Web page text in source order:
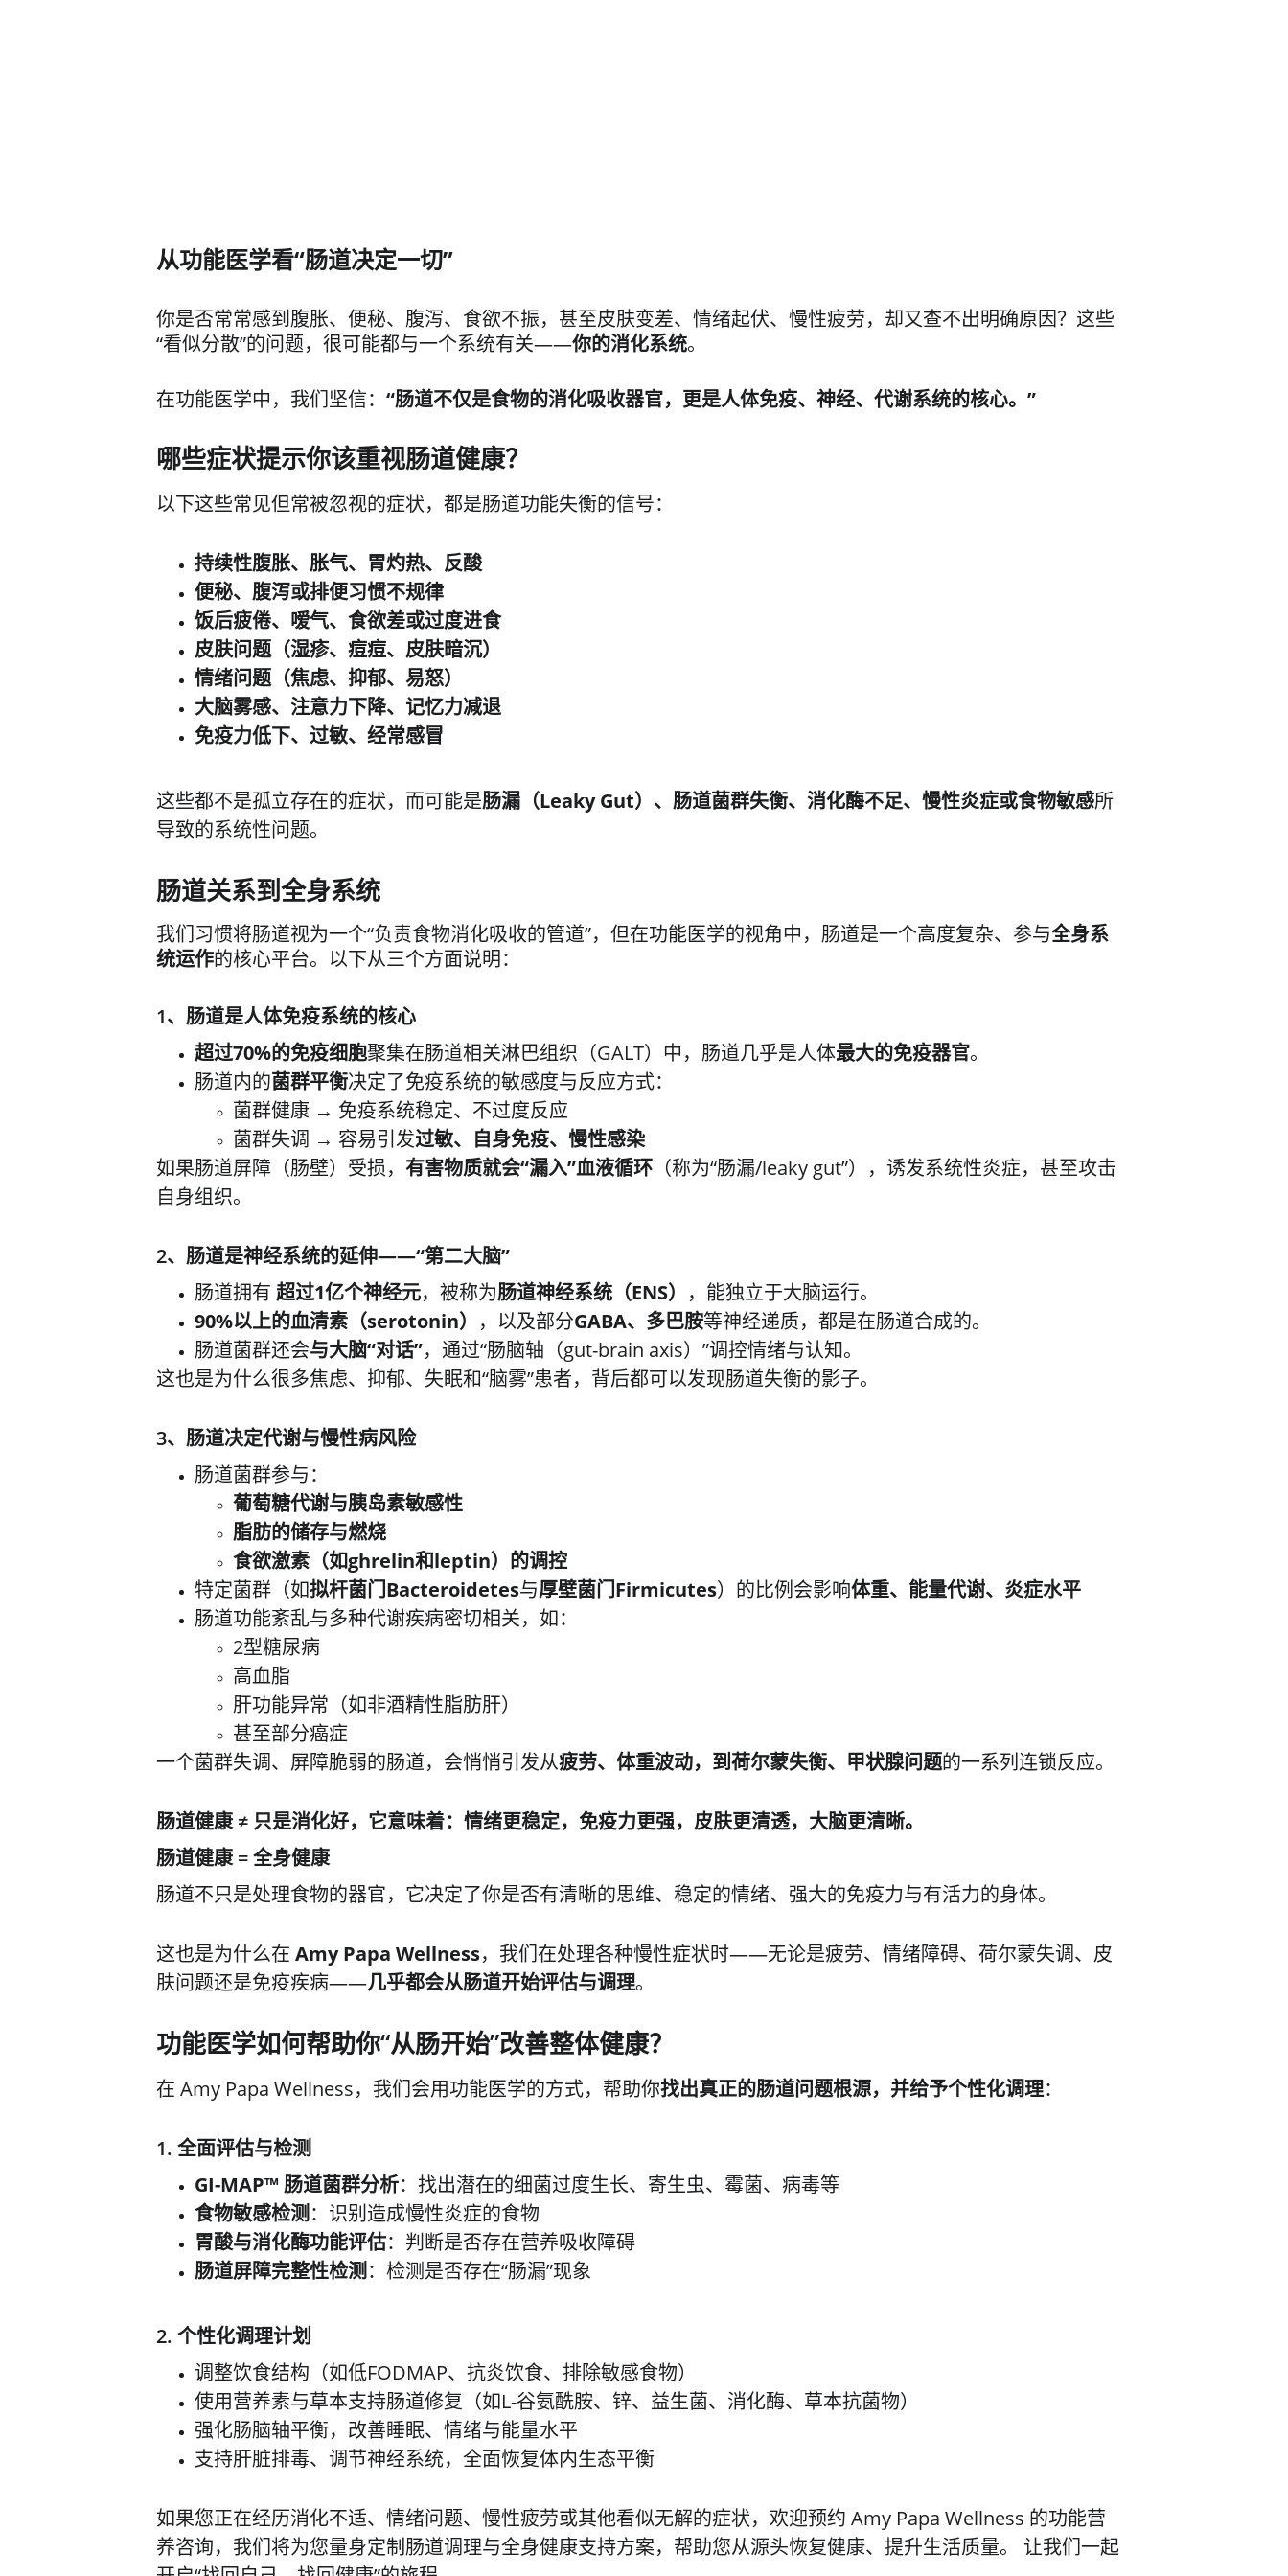
从功能医学看“肠道决定一切”
你是否常常感到腹胀、便秘、腹泻、食欲不振，甚至皮肤变差、情绪起伏、慢性疲劳，却又查不出明确原因？这些
“看似分散”的问题，很可能都与一个系统有关——你的消化系统。
在功能医学中，我们坚信：“肠道不仅是食物的消化吸收器官，更是人体免疫、神经、代谢系统的核心。”
哪些症状提示你该重视肠道健康？
以下这些常见但常被忽视的症状，都是肠道功能失衡的信号：
持续性腹胀、胀气、胃灼热、反酸
便秘、腹泻或排便习惯不规律
饭后疲倦、嗳气、食欲差或过度进食
皮肤问题（湿疹、痘痘、皮肤暗沉）
情绪问题（焦虑、抑郁、易怒）
大脑雾感、注意力下降、记忆力减退
免疫力低下、过敏、经常感冒
这些都不是孤立存在的症状，而可能是肠漏（Leaky Gut）、肠道菌群失衡、消化酶不足、慢性炎症或食物敏感所
导致的系统性问题。
肠道关系到全身系统
我们习惯将肠道视为一个“负责食物消化吸收的管道”，但在功能医学的视角中，肠道是一个高度复杂、参与全身系
统运作的核心平台。以下从三个方面说明：
1、肠道是人体免疫系统的核心
超过70%的免疫细胞聚集在肠道相关淋巴组织（GALT）中，肠道几乎是人体最大的免疫器官。
肠道内的菌群平衡决定了免疫系统的敏感度与反应方式：
菌群健康 → 免疫系统稳定、不过度反应
菌群失调 → 容易引发过敏、自身免疫、慢性感染
如果肠道屏障（肠壁）受损，有害物质就会“漏入”血液循环 （称为“肠漏/leaky gut”），诱发系统性炎症，甚至攻击
自身组织。
2、肠道是神经系统的延伸——“第二大脑”
肠道拥有 超过1亿个神经元，被称为肠道神经系统（ENS） ，能独立于大脑运行。
90%以上的血清素（serotonin） ，以及部分GABA、多巴胺等神经递质，都是在肠道合成的。
肠道菌群还会与大脑“对话”，通过“肠脑轴（gut-brain axis）”调控情绪与认知。
这也是为什么很多焦虑、抑郁、失眠和“脑雾”患者，背后都可以发现肠道失衡的影子。
3、肠道决定代谢与慢性病风险
肠道菌群参与：
葡萄糖代谢与胰岛素敏感性
脂肪的储存与燃烧
食欲激素（如ghrelin和leptin）的调控
特定菌群（如拟杆菌门Bacteroidetes与厚壁菌门Firmicutes）的比例会影响体重、能量代谢、炎症水平
肠道功能紊乱与多种代谢疾病密切相关，如：
2型糖尿病
高血脂
肝功能异常（如非酒精性脂肪肝）
甚至部分癌症
一个菌群失调、屏障脆弱的肠道，会悄悄引发从疲劳、体重波动，到荷尔蒙失衡、甲状腺问题的一系列连锁反应。
肠道健康 ≠ 只是消化好，它意味着：情绪更稳定，免疫力更强，皮肤更清透，大脑更清晰。
肠道健康 = 全身健康
肠道不只是处理食物的器官，它决定了你是否有清晰的思维、稳定的情绪、强大的免疫力与有活力的身体。
这也是为什么在 Amy Papa Wellness，我们在处理各种慢性症状时——无论是疲劳、情绪障碍、荷尔蒙失调、皮
肤问题还是免疫疾病——几乎都会从肠道开始评估与调理。
功能医学如何帮助你“从肠开始”改善整体健康？
在 Amy Papa Wellness，我们会用功能医学的方式，帮助你找出真正的肠道问题根源，并给予个性化调理：
1. 全面评估与检测
GI-MAP™ 肠道菌群分析：找出潜在的细菌过度生长、寄生虫、霉菌、病毒等
食物敏感检测：识别造成慢性炎症的食物
胃酸与消化酶功能评估：判断是否存在营养吸收障碍
肠道屏障完整性检测：检测是否存在“肠漏”现象
2. 个性化调理计划
调整饮食结构（如低FODMAP、抗炎饮食、排除敏感食物）
使用营养素与草本支持肠道修复（如L-谷氨酰胺、锌、益生菌、消化酶、草本抗菌物）
强化肠脑轴平衡，改善睡眠、情绪与能量水平
支持肝脏排毒、调节神经系统，全面恢复体内生态平衡
如果您正在经历消化不适、情绪问题、慢性疲劳或其他看似无解的症状，欢迎预约 Amy Papa Wellness 的功能营
养咨询，我们将为您量身定制肠道调理与全身健康支持方案，帮助您从源头恢复健康、提升生活质量。 让我们一起